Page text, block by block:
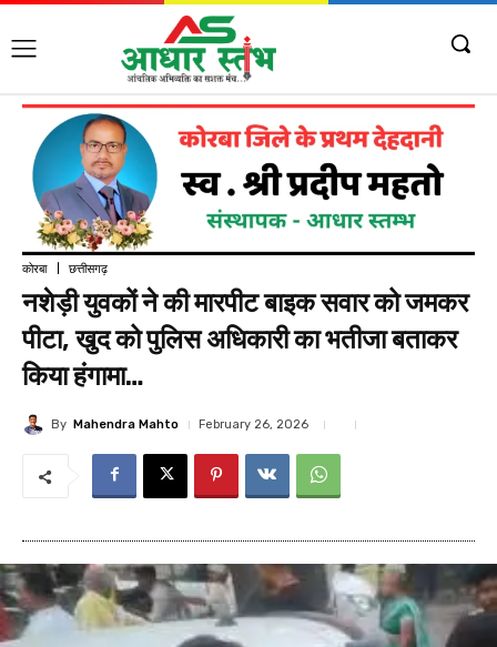
कोरबा छत्तीसगढ़
नशेड़ी युवकों ने की मारपीट बाइक सवार को जमकर
पीटा, खुद को पुलिस अधिकारी का भतीजा बताकर
किया हंगामा…
By Mahendra Mahto February 26, 2026